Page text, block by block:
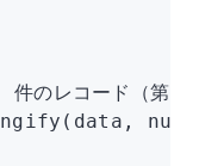
のレコード（第 {
(data , null